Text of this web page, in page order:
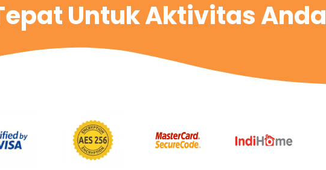
Untuk Aktivitas Anda